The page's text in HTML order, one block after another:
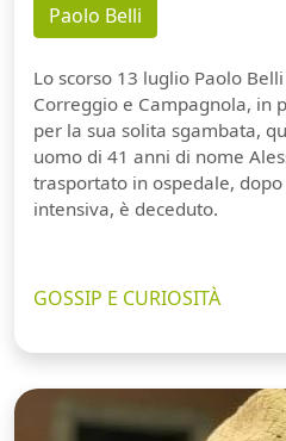
Paolo Belli
Lo scorso 13 luglio Paolo
Correggio e Campagnola, in
per la sua solita sgambata,
uomo di 41 anni di nome
trasportato in ospedale,
intensiva, è deceduto.
GOSSIP E CURIOSITÀ